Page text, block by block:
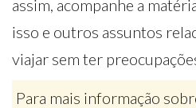
assim, acompanhe a
isso e outros assuntos
viajar sem ter
Para mais informação